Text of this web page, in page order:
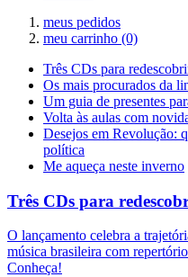
meus pedidos
meu carrinho (0)
Três CDs para
Os mais procurados da
Um guia de presentes
Volta às aulas com
Desejos em Revolução:
política
Me aqueça neste inverno
Três CDs para
O lançamento celebra a
música brasileira com
Conheça!